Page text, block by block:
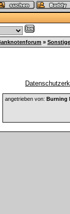
»
angetrieben von: Burning